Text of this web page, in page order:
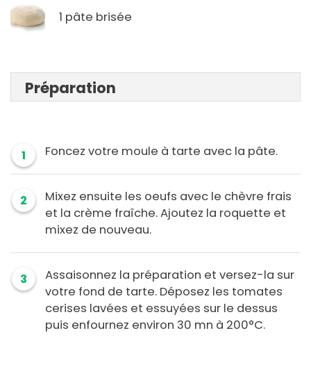
1 pâte brisée
Préparation
1 Foncez votre moule à tarte avec la pâte.
2
Mixez ensuite les oeufs avec le chèvre frais
et la crème fraîche. Ajoutez la roquette et
mixez de nouveau.
3
Assaisonnez la préparation et versez-la sur
votre fond de tarte. Déposez les tomates
cerises lavées et essuyées sur le dessus
puis enfournez environ 30 mn à 200°C.